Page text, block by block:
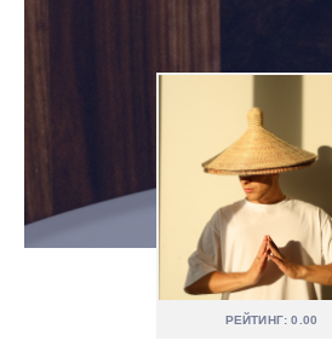
РЕЙТИНГ: 0.00